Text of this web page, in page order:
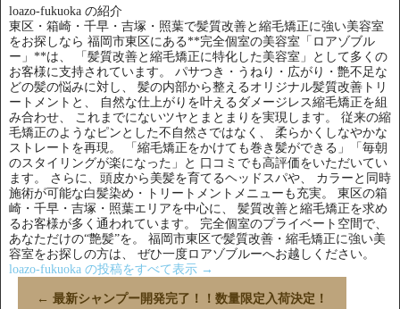
loazo-fukuoka の紹介
東区・箱崎・千早・吉塚・照葉で髪質改善と縮毛矯正に強い美容室
をお探しなら 福岡市東区にある**完全個室の美容室「ロアゾブル
ー」**は、 「髪質改善と縮毛矯正に特化した美容室」として多くの
お客様に支持されています。 パサつき・うねり・広がり・艶不足な
どの髪の悩みに対し、 髪の内部から整えるオリジナル髪質改善トリ
ートメントと、 自然な仕上がりを叶えるダメージレス縮毛矯正を組
み合わせ、 これまでにないツヤとまとまりを実現します。 従来の縮
毛矯正のようなピンとした不自然さではなく、 柔らかくしなやかな
ストレートを再現。 「縮毛矯正をかけても巻き髪ができる」「毎朝
のスタイリングが楽になった」と 口コミでも高評価をいただいてい
ます。 さらに、頭皮から美髪を育てるヘッドスパや、 カラーと同時
施術が可能な白髪染め・トリートメントメニューも充実。 東区の箱
崎・千早・吉塚・照葉エリアを中心に、 髪質改善と縮毛矯正を求め
るお客様が多く通われています。 完全個室のプライベート空間で、
あなただけの“艶髪”を。 福岡市東区で髪質改善・縮毛矯正に強い美
容室をお探しの方は、 ぜひ一度ロアゾブルーへお越しください。
loazo-fukuoka の投稿をすべて表示 →
← 最新シャンプー開発完了！！数量限定入荷決定！